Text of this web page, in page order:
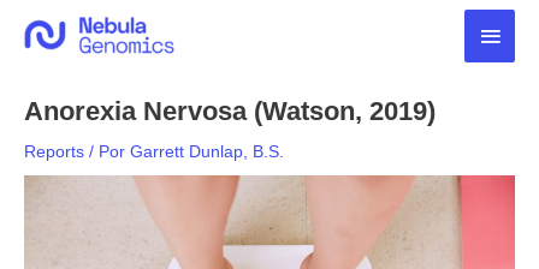
para
Anorexia Nervosa (Watson, 2019)
Reports / Por Garrett Dunlap, B.S.